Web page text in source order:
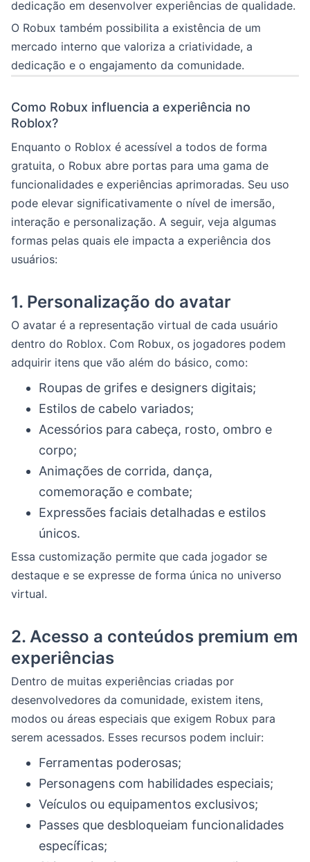
dedicação em desenvolver experiências de qualidade.
O Robux também possibilita a existência de um
mercado interno que valoriza a criatividade, a
dedicação e o engajamento da comunidade.
Como Robux influencia a experiência no
Roblox?
Enquanto o Roblox é acessível a todos de forma
gratuita, o Robux abre portas para uma gama de
funcionalidades e experiências aprimoradas. Seu uso
pode elevar significativamente o nível de imersão,
interação e personalização. A seguir, veja algumas
formas pelas quais ele impacta a experiência dos
usuários:
1. Personalização do avatar
O avatar é a representação virtual de cada usuário
dentro do Roblox. Com Robux, os jogadores podem
adquirir itens que vão além do básico, como:
Roupas de grifes e designers digitais;
Estilos de cabelo variados;
Acessórios para cabeça, rosto, ombro e
corpo;
Animações de corrida, dança,
comemoração e combate;
Expressões faciais detalhadas e estilos
únicos.
Essa customização permite que cada jogador se
destaque e se expresse de forma única no universo
virtual.
2. Acesso a conteúdos premium em
experiências
Dentro de muitas experiências criadas por
desenvolvedores da comunidade, existem itens,
modos ou áreas especiais que exigem Robux para
serem acessados. Esses recursos podem incluir:
Ferramentas poderosas;
Personagens com habilidades especiais;
Veículos ou equipamentos exclusivos;
Passes que desbloqueiam funcionalidades
específicas;